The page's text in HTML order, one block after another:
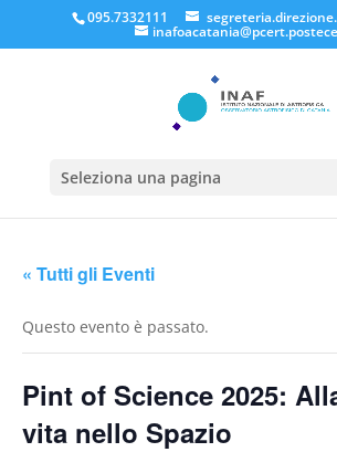
095.7332111
Seleziona una pagina
« Tutti gli Eventi
Questo evento è passato.
Pint of Science 2025:
vita nello Spazio